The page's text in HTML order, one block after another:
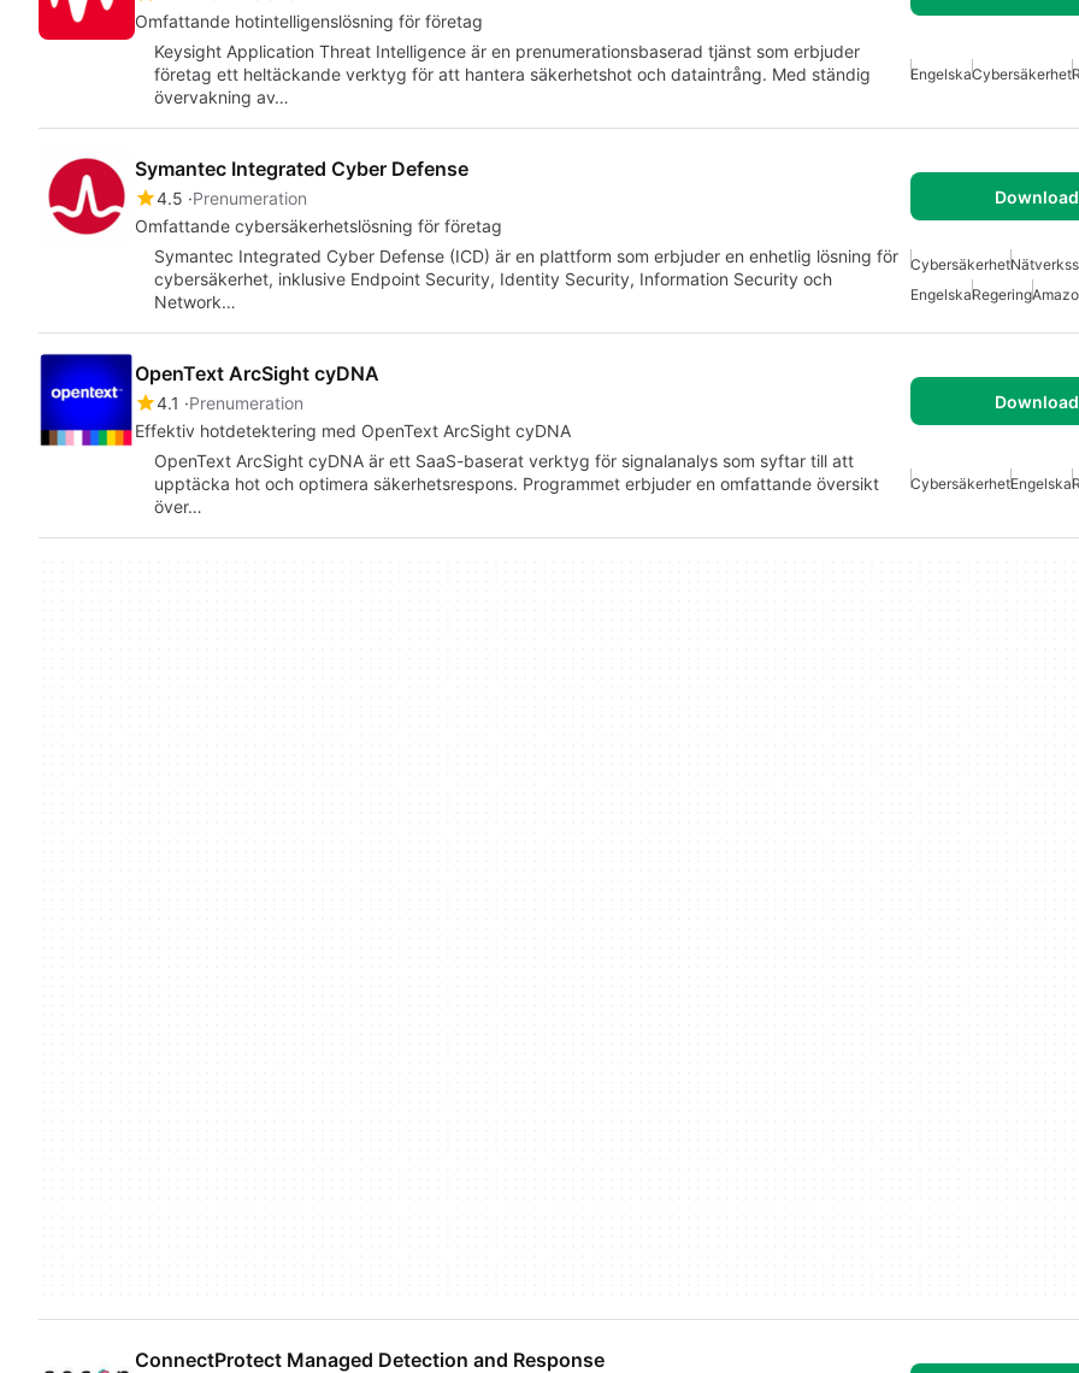
Omfattande hotintelligenslösning för företag
Keysight Application Threat Intelligence är en prenumerationsbaserad tjänst som erbjuder
företag ett heltäckande verktyg för att hantera säkerhetshot och dataintrång. Med ständig
övervakning av…
EngelskaCybersäkerhet
Symantec Integrated Cyber Defense
4.5 Prenumeration
Omfattande cybersäkerhetslösning för företag
Symantec Integrated Cyber Defense (ICD) är en plattform som erbjuder en enhetlig lösning för
cybersäkerhet, inklusive Endpoint Security, Identity Security, Information Security och
Network…
Cybersäkerhet
EngelskaRegering
OpenText ArcSight cyDNA
4.1
Prenumeration
Effektiv hotdetektering med OpenText ArcSight cyDNA
OpenText ArcSight cyDNA är ett SaaS-baserat verktyg för signalanalys som syftar till att
upptäcka hot och optimera säkerhetsrespons. Programmet erbjuder en omfattande översikt
över…
CybersäkerhetEngelska
ConnectProtect Managed Detection and Response